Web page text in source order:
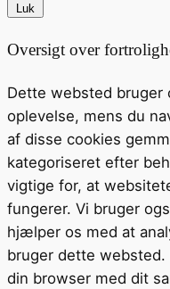
Luk
Oversigt over
Dette websted bruger
oplevelse, mens du
af disse cookies
kategoriseret efter
vigtige for, at
fungerer. Vi bruger
hjælper os med at
bruger dette websted.
din browser med dit